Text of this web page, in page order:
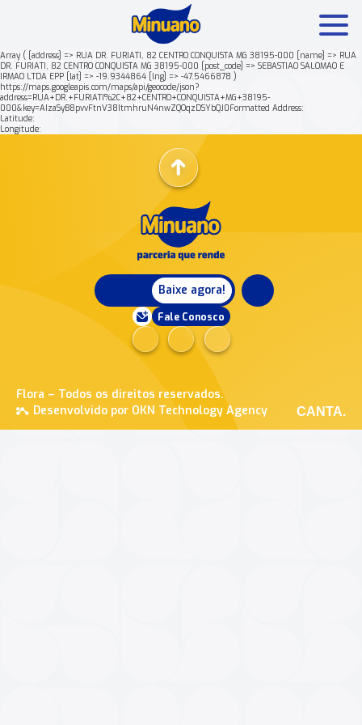
Array ( [address] => RUA DR. FURIATI, 82 CENTRO CONQUISTA MG 38195-000 [name] => RUA
DR. FURIATI, 82 CENTRO CONQUISTA MG 38195-000 [post_code] => SEBASTIAO SALOMAO E
IRMAO LTDA EPP [lat] => -19.9344864 [lng] => -47.5466878 )
https://maps.googleapis.com/maps/api/geocode/json?
address=RUA+DR.+FURIATI%2C+82+CENTRO+CONQUISTA+MG+38195-
000&key=AIzaSyB8pvvFtnV38ItmhruN4nwZQOqzDSYbQJ0Formatted Address:
Latitude:
Longitude:
Baixe agora!
Fale Conosco
Flora – Todos os direitos reservados.
Desenvolvido por OKN Technology Agency
CANTA.
Mais buscados: Produtos Minuano Rende +
Nossa história